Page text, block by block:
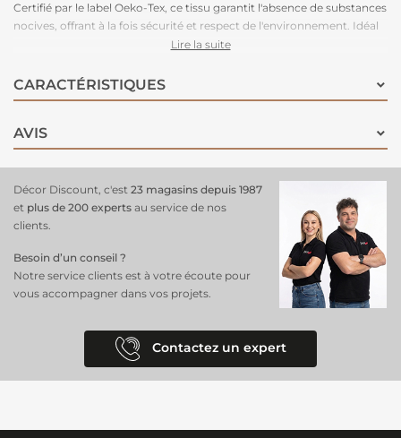
Certifié par le label Oeko-Tex, ce tissu garantit l'absence de substances
nocives, offrant à la fois sécurité et respect de l'environnement. Idéal
confections spéciales, il est parfait pour vos projets de
vêtements et accessoires uniques. Sa qualité supérieure et son design
sophistiqué ajouteront une touche de style et de fraîcheur à toutes
Lire la suite
CARACTÉRISTIQUES
AVIS
Décor Discount, c'est 23 magasins depuis 1987
et plus de 200 experts au service de nos
clients.
Besoin d’un conseil ?
Notre service clients est à votre écoute pour
vous accompagner dans vos projets.
Contactez un expert